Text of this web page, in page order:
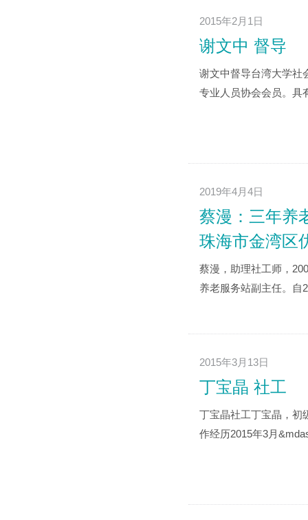
2015年2月1日
谢文中 督导
谢文中督导台湾大学社
专业人员协会会员。具
2019年4月4日
蔡漫：三年养
珠海市金湾区
蔡漫，助理社工师，
养老服务站副主任。自
2015年3月13日
丁宝晶 社工
丁宝晶社工丁宝晶，初
作经历2015年3月